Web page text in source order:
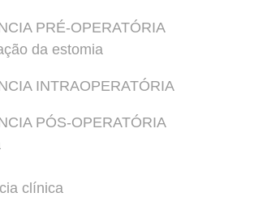
PRÉ-OPERATÓRIA
da estomia
INTRAOPERATÓRIA
PÓS-OPERATÓRIA
clínica